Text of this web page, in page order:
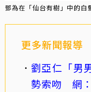
鄧為在「仙台有樹」中的白
更多新聞報導
劉亞仁「男
勢索吻 網